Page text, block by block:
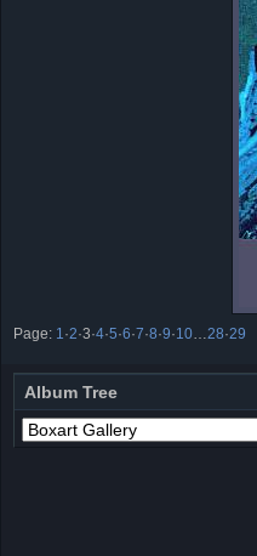
Page: 1 ·2·3·4·5·6·7·8·9·10 28·29
Album Tree